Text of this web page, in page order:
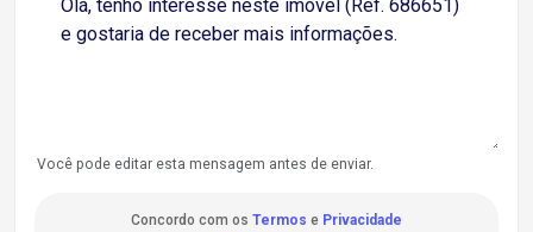
Você pode editar esta mensagem antes de enviar.
Concordo com os Termos e Privacidade